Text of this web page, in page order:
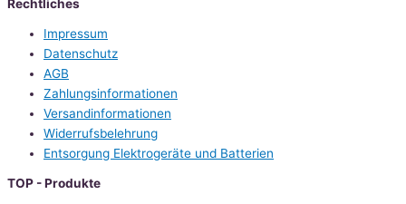
Rechtliches
Impressum
Datenschutz
AGB
Zahlungsinformationen
Versandinformationen
Widerrufsbelehrung
Entsorgung Elektrogeräte und Batterien
TOP - Produkte